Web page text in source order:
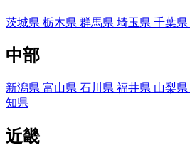
茨城県 栃木県 群馬県 埼玉県 千葉県
中部
新潟県 富山県 石川県 福井県 山梨県
知県
近畿